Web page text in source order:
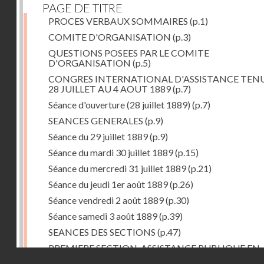
PAGE DE TITRE
PROCES VERBAUX SOMMAIRES (p.1)
COMITE D'ORGANISATION (p.3)
QUESTIONS POSEES PAR LE COMITE
D'ORGANISATION (p.5)
CONGRES INTERNATIONAL D'ASSISTANCE
28 JUILLET AU 4 AOUT 1889(p.7)
Séance d'ouverture (28 juillet 1889) (p.7)
SEANCES GENERALES (p.9)
Séance du 29 juillet 1889(p.9)
Séance du mardi 30 juillet 1889(p.15)
Séance du mercredi 31 juillet 1889(p.21)
Séance du jeudi 1er août 1889(p.26)
Séance vendredi 2 août 1889(p.30)
Séance samedi 3 août 1889(p.39)
SEANCES DES SECTIONS (p.47)
PREMIERE SECTION. ASSISTANCE PUBLIQUE EN